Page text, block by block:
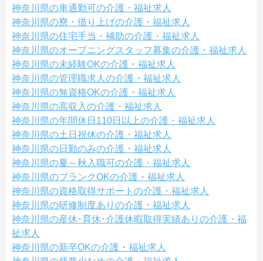
神奈川県の車通勤可の介護・福祉求人
神奈川県の寮・借り上げの介護・福祉求人
神奈川県の住宅手当・補助の介護・福祉求人
神奈川県のオープニングスタッフ募集の介護・福祉求人
神奈川県の未経験OKの介護・福祉求人
神奈川県の管理職求人の介護・福祉求人
神奈川県の無資格OKの介護・福祉求人
神奈川県の高収入の介護・福祉求人
神奈川県の年間休日110日以上の介護・福祉求人
神奈川県の土日祝休の介護・福祉求人
神奈川県の日勤のみの介護・福祉求人
神奈川県の夏～秋入職可の介護・福祉求人
神奈川県のブランクOKの介護・福祉求人
神奈川県の資格取得サポートの介護・福祉求人
神奈川県の研修制度ありの介護・福祉求人
神奈川県の産休･育休･介護休暇取得実績ありの介護・福
祉求人
神奈川県の新卒OKの介護・福祉求人